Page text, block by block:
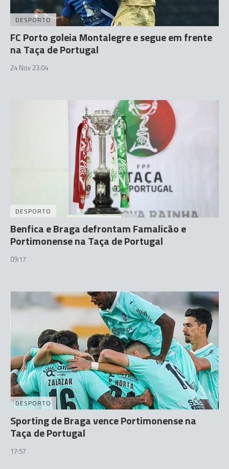
DESPORTO
FC Porto goleia Montalegre e segue em frente
na Taça de Portugal
24 Nov 23:04
DESPORTO
Benfica e Braga defrontam Famalicão e
Portimonense na Taça de Portugal
09:17
DESPORTO
Sporting de Braga vence Portimonense na
Taça de Portugal
17:57